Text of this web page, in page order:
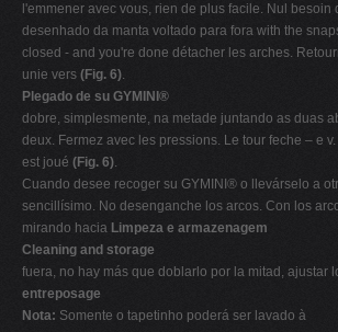
l'emmener avec vous, rien de plus facile. Nul besoin
desenhado da manta voltado para fora with the
closed - and you're done détacher les arches.
unie vers (Fig. 6).
Plegado de su GYMINI®
dobre, simplesmente, na metade juntando as duas
deux. Fermez avec les pressions. Le tour feche – e
est joué (Fig. 6).
Cuando desee recoger su GYMINI® o llevárselo a
sencillísimo. No desenganche los arcos. Con los
mirando hacia Limpeza e armazenagem
Cleaning and storage
fuera, no hay más que doblarlo por la mitad, ajustar
entreposage
Nota: Somente o tapetinho poderá ser lavado à